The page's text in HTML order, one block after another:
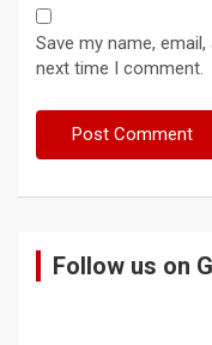
Save my name,
next time I comment.
Follow us on